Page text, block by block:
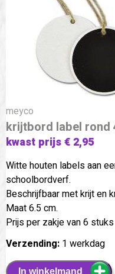
meyco
krijtbord label rond
kwast prijs € 2,95
Witte houten labels aan
schoolbordverf.
Beschrijfbaar met krijt en
Maat 6.5 cm.
Prijs per zakje van 6 stuks
Verzending: 1 werkdag
In winkelmand